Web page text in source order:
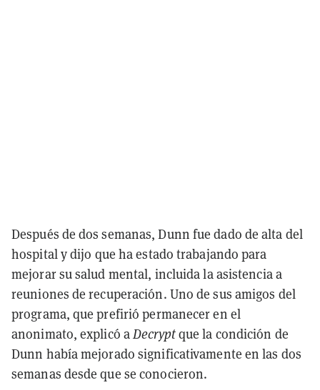
Después de dos semanas, Dunn fue dado de alta del
hospital y dijo que ha estado trabajando para
mejorar su salud mental, incluida la asistencia a
reuniones de recuperación. Uno de sus amigos del
programa, que prefirió permanecer en el
anonimato, explicó aDecryptque la condición de
Dunn había mejorado significativamente en las dos
semanas desde que se conocieron.